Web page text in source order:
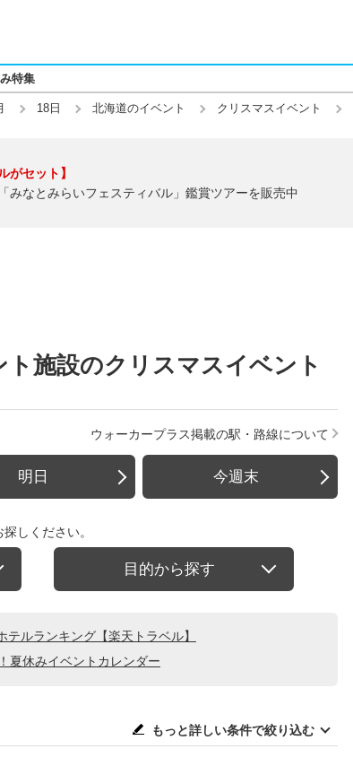
特集
18日 北海道のイベント クリスマスイベント
がセット】
みなとみらいフェスティバル」鑑賞ツアーを販売中
施設のクリスマスイベント
ウォーカープラス掲載の駅・路線について
明日 今週末
しください。
目的から探す
ルランキング【楽天トラベル】
夏休みイベントカレンダー
もっと詳しい条件で絞り込む